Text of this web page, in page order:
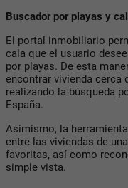
Buscador por playas y
El portal inmobiliario
cala que el usuario
por playas. De esta
encontrar vivienda cerca
realizando la búsqueda
España.
Asimismo, la
entre las viviendas de
favoritas, así como
simple vista.